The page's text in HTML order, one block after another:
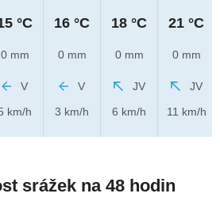
°C
0 mm
V
km/h
16 °C
0 mm
V
3 km/h
18 °C
0 mm
JV
6 km/h
21 °C
0 mm
JV
11 km/h
srážek na 48 hodin